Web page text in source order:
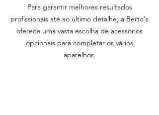
Para garantir melhores resultados
profissionais até ao último detalhe, a Berto's
oferece uma vasta escolha de acessórios
opcionais para completar os vários
aparelhos.